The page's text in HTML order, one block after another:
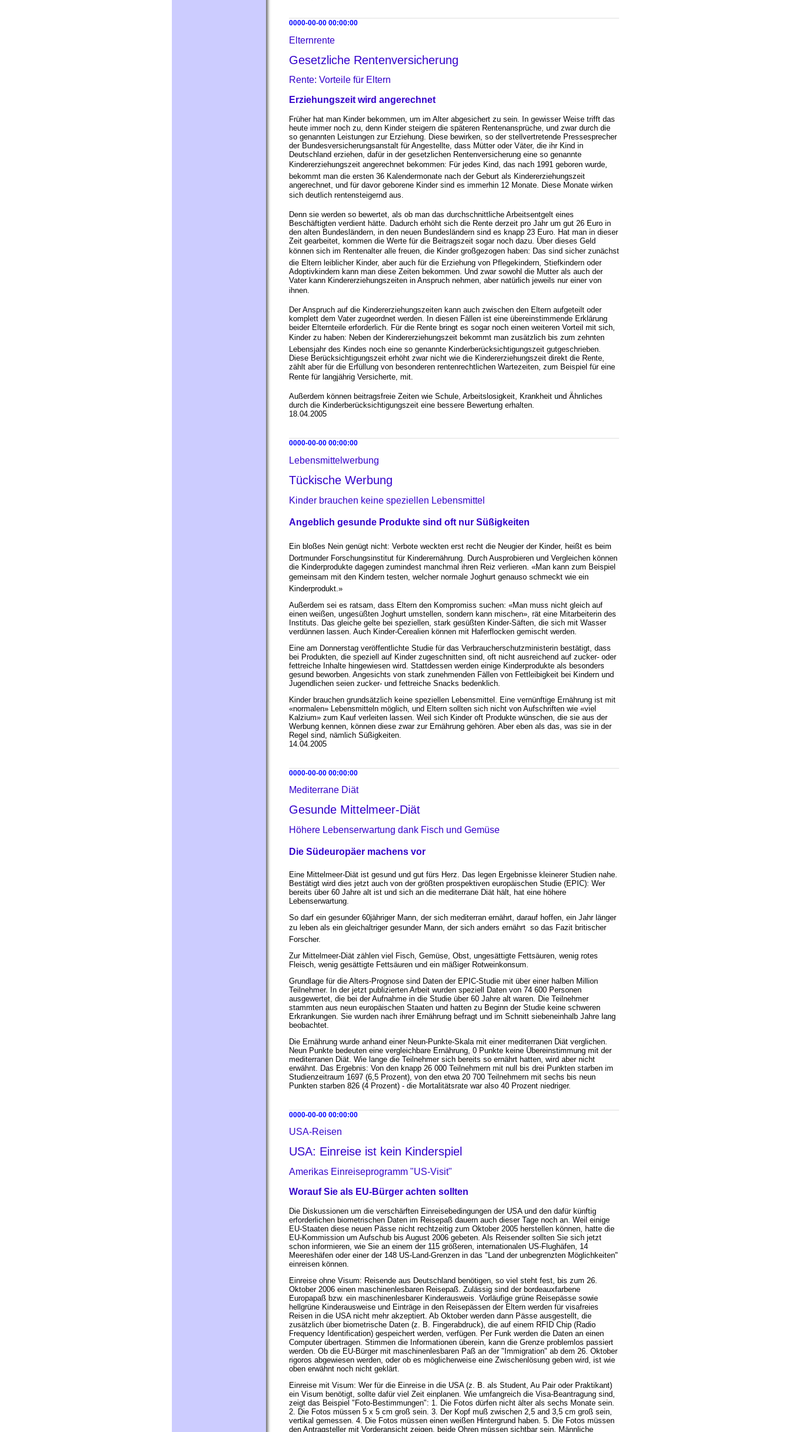
0000-00-00 00:00:00
Elternrente
Gesetzliche Rentenversicherung
Rente: Vorteile für Eltern
Erziehungszeit wird angerechnet
Früher hat man Kinder bekommen, um im Alter abgesichert zu sein. In gewisser Weise trifft das
heute immer noch zu, denn Kinder steigern die späteren Rentenansprüche, und zwar durch die
so genannten Leistungen zur Erziehung. Diese bewirken, so der stellvertretende Pressesprecher
der Bundesversicherungsanstalt für Angestellte, dass Mütter oder Väter, die ihr Kind in
Deutschland erziehen, dafür in der gesetzlichen Rentenversicherung eine so genannte
Kindererziehungszeit angerechnet bekommen: Für jedes Kind, das nach 1991 geboren wurde,
bekommt man die ersten 36 Kalendermonate nach der Geburt als Kindererziehungszeit
angerechnet, und für davor geborene Kinder sind es immerhin 12 Monate. Diese Monate wirken
sich deutlich rentensteigernd aus.
Denn sie werden so bewertet, als ob man das durchschnittliche Arbeitsentgelt eines
Beschäftigten verdient hätte. Dadurch erhöht sich die Rente derzeit pro Jahr um gut 26 Euro in
den alten Bundesländern, in den neuen Bundesländern sind es knapp 23 Euro. Hat man in dieser
Zeit gearbeitet, kommen die Werte für die Beitragszeit sogar noch dazu. Über dieses Geld
können sich im Rentenalter alle freuen, die Kinder großgezogen haben: Das sind sicher zunächst
die Eltern leiblicher Kinder, aber auch für die Erziehung von Pflegekindern, Stiefkindern oder
Adoptivkindern kann man diese Zeiten bekommen. Und zwar sowohl die Mutter als auch der
Vater kann Kindererziehungszeiten in Anspruch nehmen, aber natürlich jeweils nur einer von
ihnen.
Der Anspruch auf die Kindererziehungszeiten kann auch zwischen den Eltern aufgeteilt oder
komplett dem Vater zugeordnet werden. In diesen Fällen ist eine übereinstimmende Erklärung
beider Elternteile erforderlich. Für die Rente bringt es sogar noch einen weiteren Vorteil mit sich,
Kinder zu haben: Neben der Kindererziehungszeit bekommt man zusätzlich bis zum zehnten
Lebensjahr des Kindes noch eine so genannte Kinderberücksichtigungszeit gutgeschrieben.
Diese Berücksichtigungszeit erhöht zwar nicht wie die Kindererziehungszeit direkt die Rente,
zählt aber für die Erfüllung von besonderen rentenrechtlichen Wartezeiten, zum Beispiel für eine
Rente für langjährig Versicherte, mit.
Außerdem können beitragsfreie Zeiten wie Schule, Arbeitslosigkeit, Krankheit und Ähnliches
durch die Kinderberücksichtigungszeit eine bessere Bewertung erhalten.
18.04.2005
0000-00-00 00:00:00
Lebensmittelwerbung
Tückische Werbung
Kinder brauchen keine speziellen Lebensmittel
Angeblich gesunde Produkte sind oft nur Süßigkeiten
Ein bloßes Nein genügt nicht: Verbote weckten erst recht die Neugier der Kinder, heißt es beim
Dortmunder Forschungsinstitut für Kinderernährung. Durch Ausprobieren und Vergleichen können
die Kinderprodukte dagegen zumindest manchmal ihren Reiz verlieren. «Man kann zum Beispiel
gemeinsam mit den Kindern testen, welcher normale Joghurt genauso schmeckt wie ein
Kinderprodukt.»
Außerdem sei es ratsam, dass Eltern den Kompromiss suchen: «Man muss nicht gleich auf
einen weißen, ungesüßten Joghurt umstellen, sondern kann mischen», rät eine Mitarbeiterin des
Instituts. Das gleiche gelte bei speziellen, stark gesüßten Kinder-Säften, die sich mit Wasser
verdünnen lassen. Auch Kinder-Cerealien können mit Haferflocken gemischt werden.
Eine am Donnerstag veröffentlichte Studie für das Verbraucherschutzministerin bestätigt, dass
bei Produkten, die speziell auf Kinder zugeschnitten sind, oft nicht ausreichend auf zucker- oder
fettreiche Inhalte hingewiesen wird. Stattdessen werden einige Kinderprodukte als besonders
gesund beworben. Angesichts von stark zunehmenden Fällen von Fettleibigkeit bei Kindern und
Jugendlichen seien zucker- und fettreiche Snacks bedenklich.
Kinder brauchen grundsätzlich keine speziellen Lebensmittel. Eine vernünftige Ernährung ist mit
«normalen» Lebensmitteln möglich, und Eltern sollten sich nicht von Aufschriften wie «viel
Kalzium» zum Kauf verleiten lassen. Weil sich Kinder oft Produkte wünschen, die sie aus der
Werbung kennen, können diese zwar zur Ernährung gehören. Aber eben als das, was sie in der
Regel sind, nämlich Süßigkeiten.
14.04.2005
0000-00-00 00:00:00
Mediterrane Diät
Gesunde Mittelmeer-Diät
Höhere Lebenserwartung dank Fisch und Gemüse
Die Südeuropäer machens vor
Eine Mittelmeer-Diät ist gesund und gut fürs Herz. Das legen Ergebnisse kleinerer Studien nahe.
Bestätigt wird dies jetzt auch von der größten prospektiven europäischen Studie (EPIC): Wer
bereits über 60 Jahre alt ist und sich an die mediterrane Diät hält, hat eine höhere
Lebenserwartung.
So darf ein gesunder 60jähriger Mann, der sich mediterran ernährt, darauf hoffen, ein Jahr länger
zu leben als ein gleichaltriger gesunder Mann, der sich anders ernährt  so das Fazit britischer
Forscher.
Zur Mittelmeer-Diät zählen viel Fisch, Gemüse, Obst, ungesättigte Fettsäuren, wenig rotes
Fleisch, wenig gesättigte Fettsäuren und ein mäßiger Rotweinkonsum.
Grundlage für die Alters-Prognose sind Daten der EPIC-Studie mit über einer halben Million
Teilnehmer. In der jetzt publizierten Arbeit wurden speziell Daten von 74 600 Personen
ausgewertet, die bei der Aufnahme in die Studie über 60 Jahre alt waren. Die Teilnehmer
stammten aus neun europäischen Staaten und hatten zu Beginn der Studie keine schweren
Erkrankungen. Sie wurden nach ihrer Ernährung befragt und im Schnitt siebeneinhalb Jahre lang
beobachtet.
Die Ernährung wurde anhand einer Neun-Punkte-Skala mit einer mediterranen Diät verglichen.
Neun Punkte bedeuten eine vergleichbare Ernährung, 0 Punkte keine Übereinstimmung mit der
mediterranen Diät. Wie lange die Teilnehmer sich bereits so ernährt hatten, wird aber nicht
erwähnt. Das Ergebnis: Von den knapp 26 000 Teilnehmern mit null bis drei Punkten starben im
Studienzeitraum 1697 (6,5 Prozent), von den etwa 20 700 Teilnehmern mit sechs bis neun
Punkten starben 826 (4 Prozent) - die Mortalitätsrate war also 40 Prozent niedriger.
0000-00-00 00:00:00
USA-Reisen
USA: Einreise ist kein Kinderspiel
Amerikas Einreiseprogramm "US-Visit"
Worauf Sie als EU-Bürger achten sollten
Die Diskussionen um die verschärften Einreisebedingungen der USA und den dafür künftig
erforderlichen biometrischen Daten im Reisepaß dauern auch dieser Tage noch an. Weil einige
EU-Staaten diese neuen Pässe nicht rechtzeitig zum Oktober 2005 herstellen können, hatte die
EU-Kommission um Aufschub bis August 2006 gebeten. Als Reisender sollten Sie sich jetzt
schon informieren, wie Sie an einem der 115 größeren, internationalen US-Flughäfen, 14
Meereshäfen oder einer der 148 US-Land-Grenzen in das "Land der unbegrenzten Möglichkeiten"
einreisen können.
Einreise ohne Visum: Reisende aus Deutschland benötigen, so viel steht fest, bis zum 26.
Oktober 2006 einen maschinenlesbaren Reisepaß. Zulässig sind der bordeauxfarbene
Europapaß bzw. ein maschinenlesbarer Kinderausweis. Vorläufige grüne Reisepässe sowie
hellgrüne Kinderausweise und Einträge in den Reisepässen der Eltern werden für visafreies
Reisen in die USA nicht mehr akzeptiert. Ab Oktober werden dann Pässe ausgestellt, die
zusätzlich über biometrische Daten (z. B. Fingerabdruck), die auf einem RFID Chip (Radio
Frequency Identification) gespeichert werden, verfügen. Per Funk werden die Daten an einen
Computer übertragen. Stimmen die Informationen überein, kann die Grenze problemlos passiert
werden. Ob die EU-Bürger mit maschinenlesbaren Paß an der "Immigration" ab dem 26. Oktober
rigoros abgewiesen werden, oder ob es möglicherweise eine Zwischenlösung geben wird, ist wie
oben erwähnt noch nicht geklärt.
Einreise mit Visum: Wer für die Einreise in die USA (z. B. als Student, Au Pair oder Praktikant)
ein Visum benötigt, sollte dafür viel Zeit einplanen. Wie umfangreich die Visa-Beantragung sind,
zeigt das Beispiel "Foto-Bestimmungen": 1. Die Fotos dürfen nicht älter als sechs Monate sein.
2. Die Fotos müssen 5 x 5 cm groß sein. 3. Der Kopf muß zwischen 2,5 and 3,5 cm groß sein,
vertikal gemessen. 4. Die Fotos müssen einen weißen Hintergrund haben. 5. Die Fotos müssen
den Antragsteller mit Vorderansicht zeigen, beide Ohren müssen sichtbar sein. Männliche